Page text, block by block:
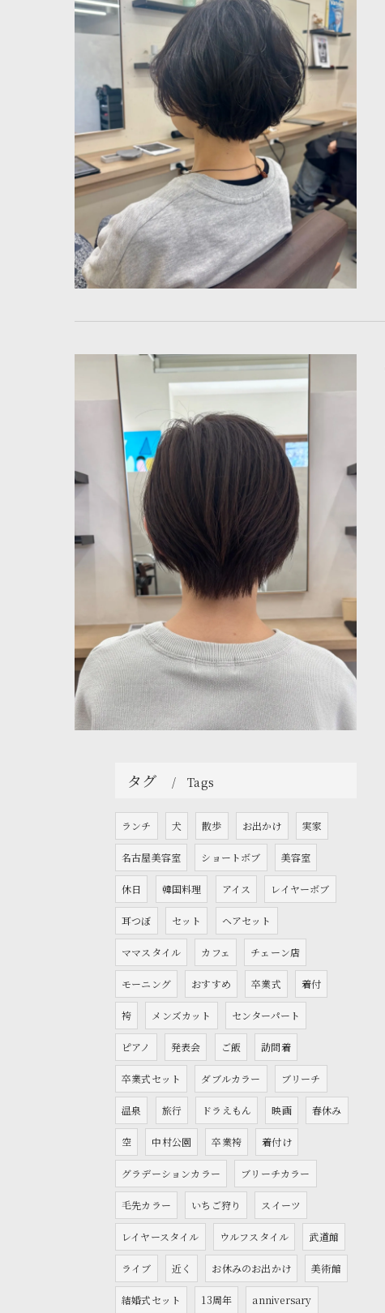
タグ Tags
ランチ 犬 散歩 お出かけ 実家
名古屋美容室 ショートボブ 美容室
休日 韓国料理 アイス レイヤーボブ
耳つぼ セット ヘアセット
ママスタイル カフェ チェーン店
モーニング おすすめ 卒業式 着付
袴 メンズカット センターパート
ピアノ 発表会 ご飯 訪問着
卒業式セット ダブルカラー ブリーチ
温泉 旅行 ドラえもん 映画 春休み
空 中村公園 卒業袴 着付け
グラデーションカラー ブリーチカラー
毛先カラー いちご狩り スイーツ
レイヤースタイル ウルフスタイル 武道館
ライブ 近く お休みのお出かけ 美術館
結婚式セット 13周年 anniversary